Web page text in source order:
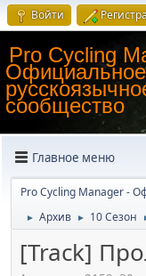
Войти
Pro Cycling
Официальное
сообщество
Главное меню
Pro Cycling Manager -
► Архив ► 10 Сезон
[Track]